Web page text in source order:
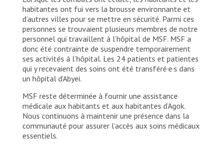
habitantes ont fui vers la brousse environnante et
d’autres villes pour se mettre en sécurité. Parmi ces
personnes se trouvaient plusieurs membres de notre
personnel qui travaillent à l’hôpital de MSF. MSF a
donc été contrainte de suspendre temporairement
ses activités à l’hôpital. Les 24 patients et patientes
qui y recevaient des soins ont été transféré·e·s dans
un hôpital d’Abyei.
MSF reste déterminée à fournir une assistance
médicale aux habitants et aux habitantes d’Agok.
Nous continuons à maintenir une présence dans la
communauté pour assurer l’accès aux soins médicaux
essentiels.